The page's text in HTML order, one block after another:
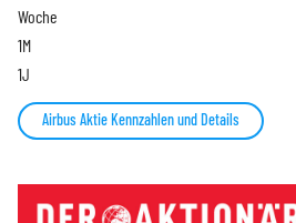
Woche
1M
1J
Airbus Aktie Kennzahlen und Details